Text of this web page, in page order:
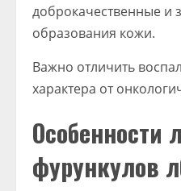
доброкачественные и
образования кожи.
Важно отличить
характера от
Особенности
фурункулов